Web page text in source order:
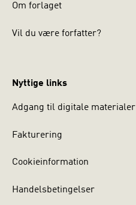
Om forlaget
Vil du være forfatter?
Nyttige links
Adgang til digitale materialer
Fakturering
Cookieinformation
Handelsbetingelser